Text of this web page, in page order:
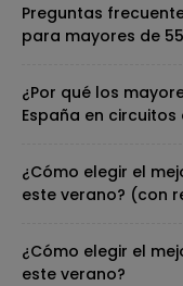
Preguntas
para mayores de
¿Por qué los
España en
¿Cómo elegir el
este verano? (con
¿Cómo elegir el
este verano?